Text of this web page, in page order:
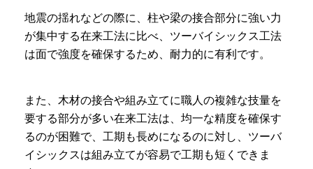
地震の揺れなどの際に、柱や梁の接合部分に強い力
が集中する在来工法に比べ、ツーバイシックス工法
は面で強度を確保するため、耐力的に有利です。
また、木材の接合や組み立てに職人の複雑な技量を
要する部分が多い在来工法は、均一な精度を確保す
るのが困難で、工期も長めになるのに対し、ツーバ
イシックスは組み立てが容易で工期も短くできま